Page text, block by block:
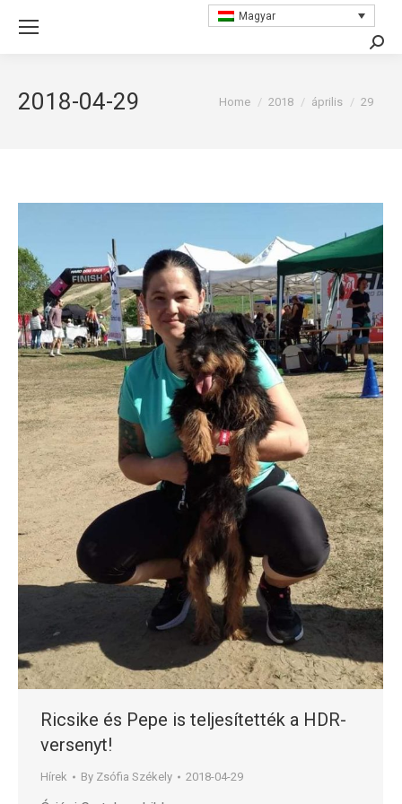
Magyar
2018-04-29 You are here:
Home 2018 április 29
Ricsike és Pepe is teljesítették a HDR-
versenyt!
Hírek By Zsófia Székely 2018-04-29